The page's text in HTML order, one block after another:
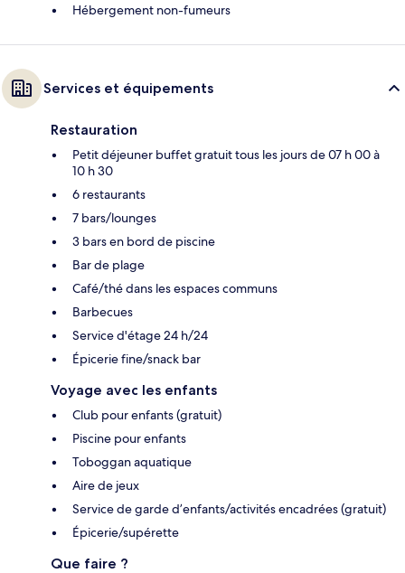
Hébergement non-fumeurs
Services et équipements
Restauration
Petit déjeuner buffet gratuit tous les jours de 07 h 00 à
10 h 30
6 restaurants
7 bars/lounges
3 bars en bord de piscine
Bar de plage
Café/thé dans les espaces communs
Barbecues
Service d'étage 24 h/24
Épicerie fine/snack bar
Voyage avec les enfants
Club pour enfants (gratuit)
Piscine pour enfants
Toboggan aquatique
Aire de jeux
Service de garde d’enfants/activités encadrées (gratuit)
Épicerie/supérette
Que faire ?